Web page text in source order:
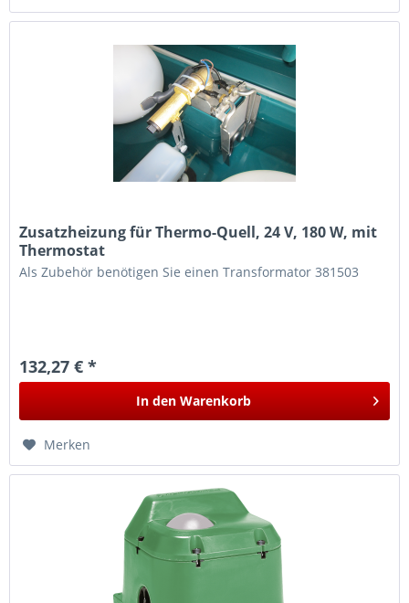
Zusatzheizung für Thermo-Quell, 24 V, 180 W, mit
Thermostat
Als Zubehör benötigen Sie einen Transformator 381503
132,27 € *
In den Warenkorb
Merken